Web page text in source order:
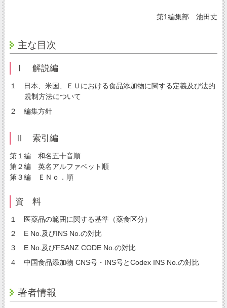
第1編集部 池田丈
主な目次
Ⅰ 解説編
１ 日本、米国、ＥＵにおける食品添加物に関する定義及び法的
規制方法について
２ 編集方針
Ⅱ 索引編
第１編 和名五十音順
第２編 英名アルファベット順
第３編 ＥＮｏ．順
資 料
１ 医薬品の範囲に関する基準（薬食区分）
２ E No.及びINS No.の対比
３ E No.及びFSANZ CODE No.の対比
４ 中国食品添加物 CNS号・INS号とCodex INS No.の対比
著者情報